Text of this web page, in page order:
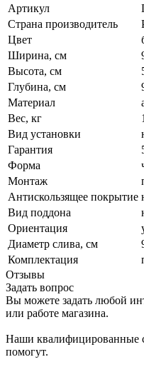
Артикул
Страна производитель
Цвет
Ширина, см
Высота, см
Глубина, см
Материал
Вес, кг
Вид установки
Гарантия
Форма
Монтаж
Антискользящее покрытие
Вид поддона
Ориентация
Диаметр слива, см
Комплектация
Отзывы
Задать вопрос
Вы можете задать любой
или работе магазина.
Наши квалифицированные
помогут.